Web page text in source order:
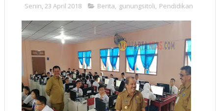
Senin, 23 April 2018 Berita, gunungsitoli, Pendidikan